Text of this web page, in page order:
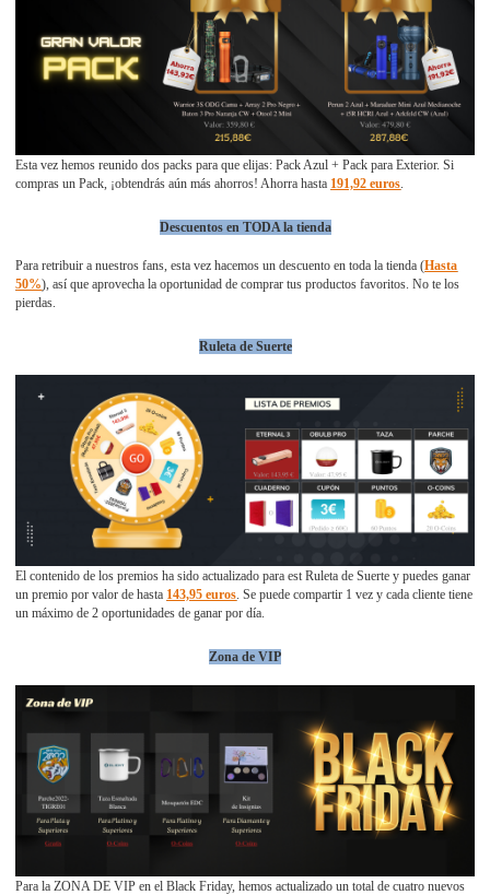
Esta vez hemos reunido dos packs para que elijas: Pack Azul + Pack para Exterior. Si
compras un Pack, ¡obtendrás aún más ahorros! Ahorra hasta 191,92 euros.
Descuentos en TODA la tienda
Para retribuir a nuestros fans, esta vez hacemos un descuento en toda la tienda (Hasta
50%), así que aprovecha la oportunidad de comprar tus productos favoritos. No te los
pierdas.
Ruleta de Suerte
El contenido de los premios ha sido actualizado para est Ruleta de Suerte y puedes ganar
un premio por valor de hasta 143,95 euros. Se puede compartir 1 vez y cada cliente tiene
un máximo de 2 oportunidades de ganar por día.
Zona de VIP
Para la ZONA DE VIP en el Black Friday, hemos actualizado un total de cuatro nuevos